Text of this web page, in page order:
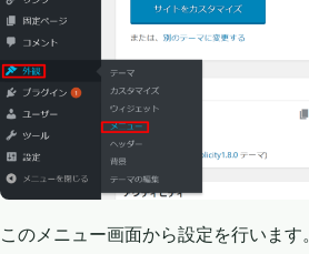
このメニュー画面から設定を行います。